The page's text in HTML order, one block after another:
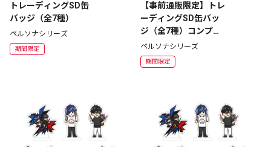
トレーディングSD缶
バッジ（全7種）
ペルソナシリーズ
期間限定
【事前通販限定】トレ
ーディングSD缶バッ
ジ（全7種）コンプリ
ートセット
ペルソナシリーズ
期間限定